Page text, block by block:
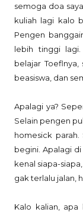
semoga doa
kuliah lagi kalo
Pengen
lebih tinggi
belajar
beasiswa, dan
Apalagi ya?
Selain pengen
homesick
begini. Apalagi
kenal siapa-
gak terlalu jalan,
Kalo kalian, apa